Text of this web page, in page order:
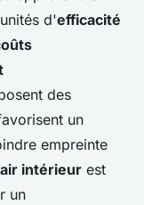
d'efficacité
des
un
empreinte
intérieur est
un